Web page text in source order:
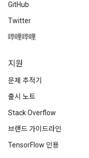
GitHub
Twitter
哔哩哔哩
지원
문제 추적기
출시 노트
Stack Overflow
브랜드 가이드라인
TensorFlow 인용